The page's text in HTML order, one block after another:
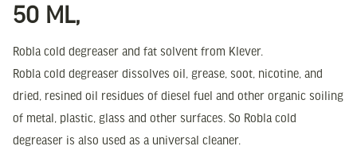
50 ML,
Robla cold degreaser and fat solvent from Klever.
Robla cold degreaser dissolves oil, grease, soot, nicotine, and
dried, resined oil residues of diesel fuel and other organic soiling
of metal, plastic, glass and other surfaces. So Robla cold
degreaser is also used as a universal cleaner.